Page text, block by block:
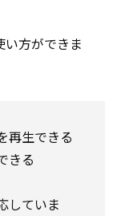
い方ができま
再生できる
きる
していま